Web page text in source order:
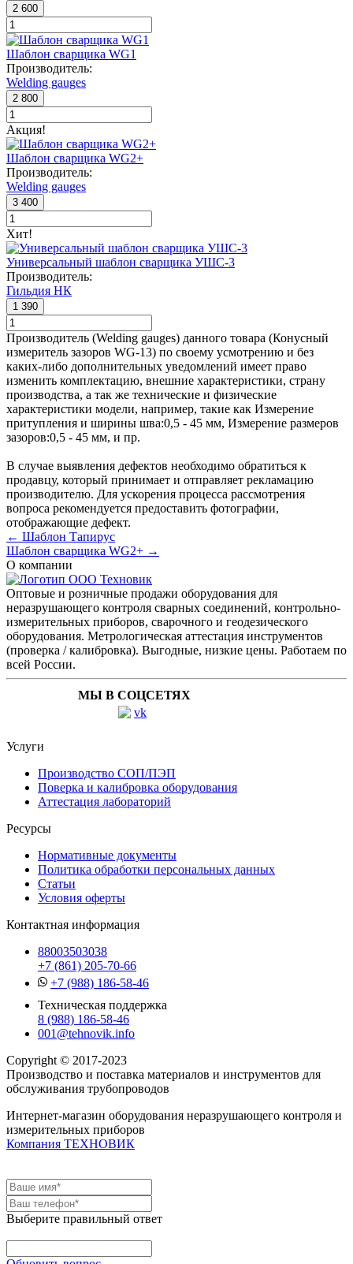
2 600
Шаблон сварщика WG1
Производитель:
Welding gauges
2 800
Акция!
Шаблон сварщика WG2+
Производитель:
Welding gauges
3 400
Хит!
Универсальный шаблон сварщика УШС-3
Производитель:
Гильдия НК
1 390
Производитель (Welding gauges) данного товара (Конусный
измеритель зазоров WG-13) по своему усмотрению и без
каких-либо дополнительных уведомлений имеет право
изменить комплектацию, внешние характеристики, страну
производства, а так же технические и физические
характеристики модели, например, такие как Измерение
притупления и ширины шва:0,5 - 45 мм, Измерение размеров
зазоров:0,5 - 45 мм, и пр.
В случае выявления дефектов необходимо обратиться к
продавцу, который принимает и отправляет рекламацию
производителю. Для ускорения процесса рассмотрения
вопроса рекомендуется предоставить фотографии,
отображающие дефект.
← Шаблон Тапирус
Шаблон сварщика WG2+ →
О компании
Оптовые и розничные продажи оборудования для
неразрушающего контроля сварных соединений, контрольно-
измерительных приборов, сварочного и геодезического
оборудования. Метрологическая аттестация инструментов
(проверка / калибровка). Выгодные, низкие цены. Работаем по
всей России.
МЫ В СОЦСЕТЯХ
Услуги
Производство СОП/ПЭП
Поверка и калибровка оборудования
Аттестация лабораторий
Ресурсы
Нормативные документы
Политика обработки персональных данных
Статьи
Условия оферты
Контактная информация
88003503038
+7 (861) 205-70-66
+7 (988) 186-58-46
Техническая поддержка
8 (988) 186-58-46
001@tehnovik.info
Copyright © 2017-2023
Производство и поставка материалов и инструментов для
обслуживания трубопроводов
Интернет-магазин оборудования неразрушающего контроля и
измерительных приборов
Компания ТЕХНОВИК
Выберите правильный ответ